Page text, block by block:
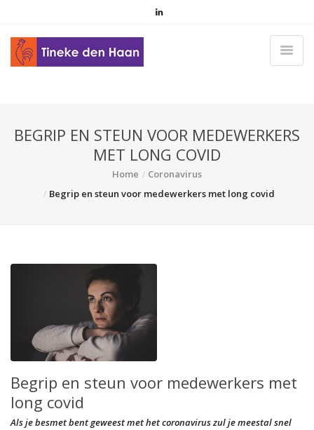
BEGRIP EN STEUN VOOR MEDEWERKERS
MET LONG COVID
Home
Coronavirus
Begrip en steun voor medewerkers met long covid
Begrip en steun voor medewerkers met
long covid
Als je besmet bent geweest met het coronavirus zul je meestal snel